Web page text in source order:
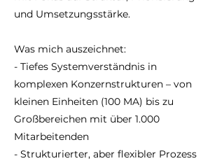
und Umsetzungsstärke.
Was mich auszeichnet:
- Tiefes Systemverständnis in
komplexen Konzernstrukturen – von
kleinen Einheiten (100 MA) bis zu
Großbereichen mit über 1.000
Mitarbeitenden
- Strukturierter, aber flexibler Prozess